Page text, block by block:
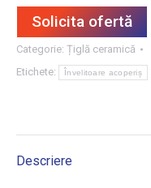
Solicita ofertă
Categorie: Țiglă ceramică
Etichete:
Învelitoare acoperiș
Descriere